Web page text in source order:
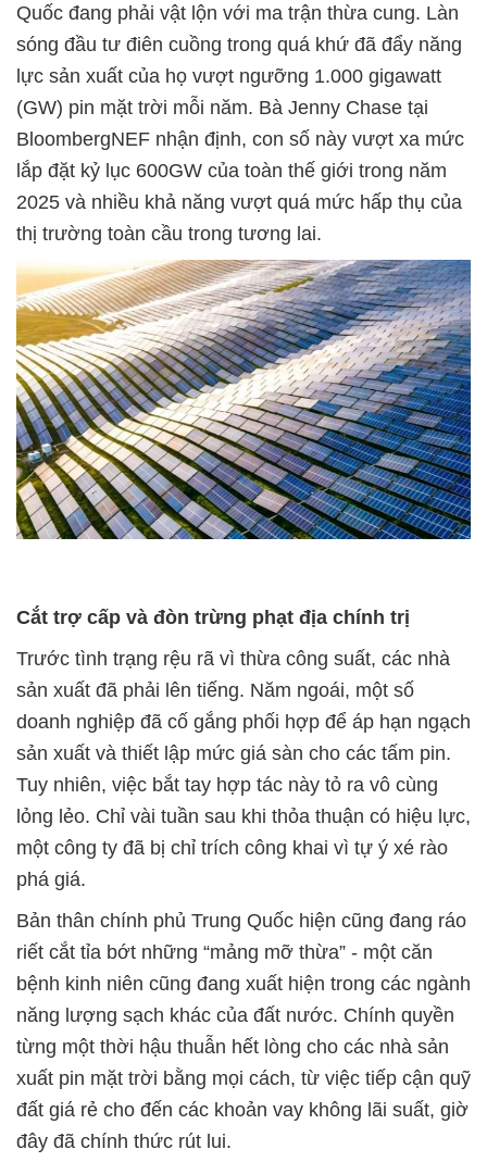
Quốc đang phải vật lộn với ma trận thừa cung. Làn
sóng đầu tư điên cuồng trong quá khứ đã đẩy năng
lực sản xuất của họ vượt ngưỡng 1.000 gigawatt
(GW) pin mặt trời mỗi năm. Bà Jenny Chase tại
BloombergNEF nhận định, con số này vượt xa mức
lắp đặt kỷ lục 600GW của toàn thế giới trong năm
2025 và nhiều khả năng vượt quá mức hấp thụ của
thị trường toàn cầu trong tương lai.
Cắt trợ cấp và đòn trừng phạt địa chính trị
Trước tình trạng rệu rã vì thừa công suất, các nhà
sản xuất đã phải lên tiếng. Năm ngoái, một số
doanh nghiệp đã cố gắng phối hợp để áp hạn ngạch
sản xuất và thiết lập mức giá sàn cho các tấm pin.
Tuy nhiên, việc bắt tay hợp tác này tỏ ra vô cùng
lỏng lẻo. Chỉ vài tuần sau khi thỏa thuận có hiệu lực,
một công ty đã bị chỉ trích công khai vì tự ý xé rào
phá giá.
Bản thân chính phủ Trung Quốc hiện cũng đang ráo
riết cắt tỉa bớt những “mảng mỡ thừa” - một căn
bệnh kinh niên cũng đang xuất hiện trong các ngành
năng lượng sạch khác của đất nước. Chính quyền
từng một thời hậu thuẫn hết lòng cho các nhà sản
xuất pin mặt trời bằng mọi cách, từ việc tiếp cận quỹ
đất giá rẻ cho đến các khoản vay không lãi suất, giờ
đây đã chính thức rút lui.